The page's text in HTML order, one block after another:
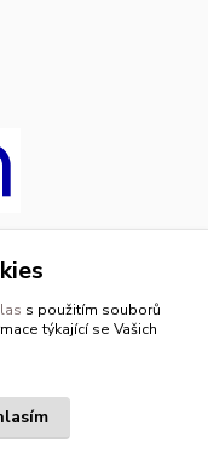
s použitím souborů
týkající se Vašich